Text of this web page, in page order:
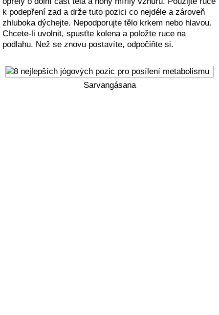
k podepření zad a drže tuto pozici co nejdéle a zároveň
zhluboka dýchejte. Nepodporujte tělo krkem nebo hlavou.
Chcete-li uvolnit, spusťte kolena a položte ruce na
podlahu. Než se znovu postavíte, odpočiňte si.
Sarvangásana